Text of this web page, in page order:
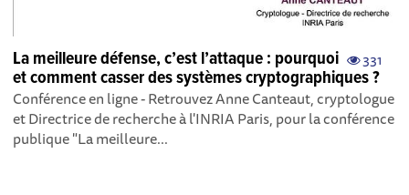
331
La meilleure défense, c’est l’attaque : pourquoi
et comment casser des systèmes cryptographiques ?
Conférence en ligne - Retrouvez Anne Canteaut, cryptologue
et Directrice de recherche à l'INRIA Paris, pour la conférence
publique "La meilleure...